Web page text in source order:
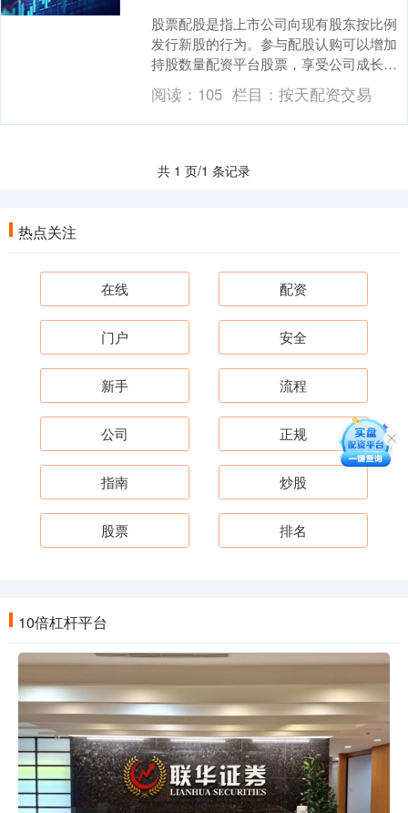
股票配股是指上市公司向现有股东按比例
发行新股的行为。参与配股认购可以增加
持股数量配资平台股票，享受公司成长带
来的收益。 * **放大收益：**杠杆资金可以
放大投....
阅读： 105 栏目： 按天配资交易
共 1 页/1 条记录
热点关注
在线 配资
门户 安全
新手 流程
公司 正规
指南 炒股
股票 排名
10倍杠杆平台